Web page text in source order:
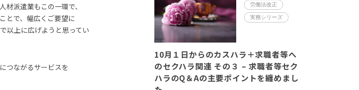
派遣業もこの一環で、
とで、幅広くご要望に
以上に広げようと思ってい
つながるサービスを
労働法改正
実務シリーズ
10月１日からのカスハラ＋求職者等へ
のセクハラ関連 その３ – 求職者等セク
ハラのQ＆Aの主要ポイントを纏めまし